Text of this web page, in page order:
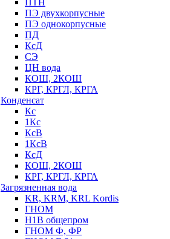
ПТН
ПЭ двухкорпусные
ПЭ однокорпусные
ПД
КсД
СЭ
ЦН вода
КОШ, 2КОШ
КРГ, КРГЛ, КРГА
Конденсат
Кс
1Кс
КсВ
1КсВ
КсД
КОШ, 2КОШ
КРГ, КРГЛ, КРГА
Загрязненная вода
KR, KRM, KRL Kordis
ГНОМ
Н1В общепром
ГНОМ Ф, ФР